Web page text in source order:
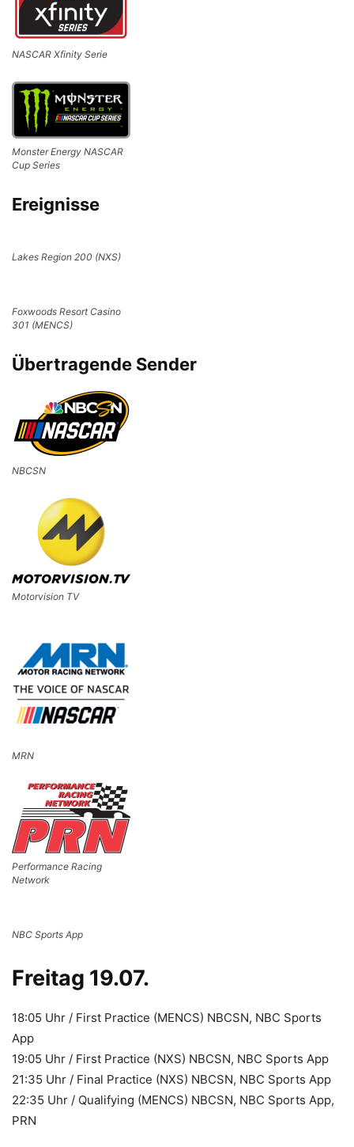
NASCAR Xfinity Serie
Monster Energy NASCAR
Cup Series
Ereignisse
Lakes Region 200 (NXS)
Foxwoods Resort Casino
301 (MENCS)
Übertragende Sender
NBCSN
Motorvision TV
MRN
Performance Racing
Network
NBC Sports App
Freitag 19.07.
18:05 Uhr / First Practice (MENCS) NBCSN, NBC Sports
App
19:05 Uhr / First Practice (NXS) NBCSN, NBC Sports App
21:35 Uhr / Final Practice (NXS) NBCSN, NBC Sports App
22:35 Uhr / Qualifying (MENCS) NBCSN, NBC Sports App,
PRN